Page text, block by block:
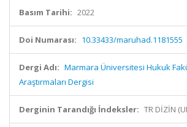
Basım Tarihi: 2022
Doi Numarası: 10.33433/maruhad.1181555
Dergi Adı: Marmara Üniversitesi Hukuk
Araştırmaları Dergisi
Derginin Tarandığı İndeksler: TR DİZİN